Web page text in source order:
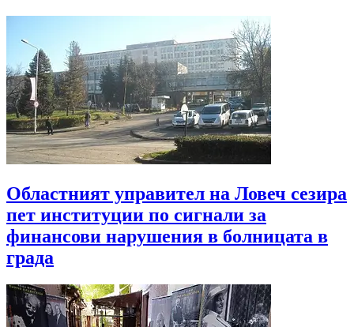
Областният управител на Ловеч сезира
пет институции по сигнали за
финансови нарушения в болницата в
града